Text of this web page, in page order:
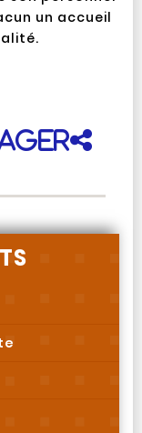
un accueil